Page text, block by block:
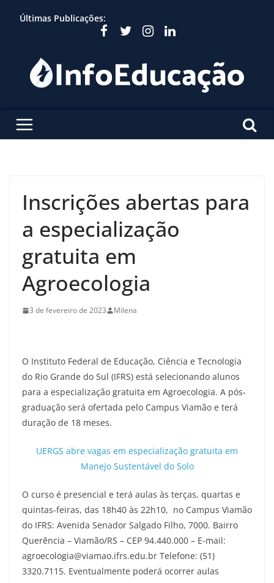
Últimas Publicações:
Inscrições abertas para
a especialização
gratuita em
Agroecologia
3 de fevereiro de 2023 Milena
O Instituto Federal de Educação, Ciência e Tecnologia
do Rio Grande do Sul (IFRS) está selecionando alunos
para a especialização gratuita em Agroecologia. A pós-
graduação será ofertada pelo Campus Viamão e terá
duração de 18 meses.
UERGS abre vagas em especialização gratuita em
Manejo Sustentável do Solo
O curso é presencial e terá aulas às terças, quartas e
quintas-feiras, das 18h40 às 22h10, no Campus Viamão
do IFRS: Avenida Senador Salgado Filho, 7000. Bairro
Querência – Viamão/RS – CEP 94.440.000 – E-mail:
agroecologia@viamao.ifrs.edu.br Telefone: (51)
3320.7115. Eventualmente poderá ocorrer aulas